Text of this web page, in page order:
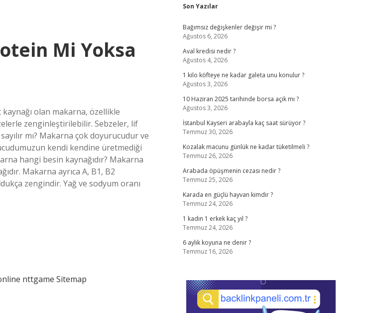
Mi Yoksa
olan makarna, özellikle
zenginleştirilebilir. Sebzeler, lif
mı? Makarna çok doyurucudur ve
kendi kendine üretmediği
hangi besin kaynağıdır? Makarna
Makarna ayrıca A, B1, B2
zengindir. Yağ ve sodyum oranı
nttgame Sitemap
Sidebar
Son Yazılar
Bağımsız değişkenler değişir mi ?
Ağustos 6, 2026
Aval kredisi nedir ?
Ağustos 4, 2026
1 kilo köfteye ne kadar galeta unu konulur ?
Ağustos 3, 2026
10 Haziran 2025 tarihinde borsa açık mı ?
Ağustos 3, 2026
İstanbul Kayseri arabayla kaç saat sürüyor ?
Temmuz 30, 2026
Kozalak macunu günlük ne kadar tüketilmeli ?
Temmuz 26, 2026
Arabada öpüşmenin cezası nedir ?
Temmuz 25, 2026
Karada en güçlü hayvan kimdir ?
Temmuz 24, 2026
1 kadın 1 erkek kaç yıl ?
Temmuz 24, 2026
6 aylık koyuna ne denir ?
Temmuz 16, 2026